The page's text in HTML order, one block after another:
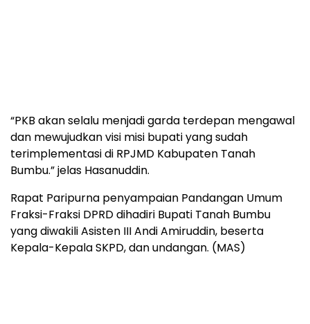
“PKB akan selalu menjadi garda terdepan mengawal
dan mewujudkan visi misi bupati yang sudah
terimplementasi di RPJMD Kabupaten Tanah
Bumbu.” jelas Hasanuddin.
Rapat Paripurna penyampaian Pandangan Umum
Fraksi-Fraksi DPRD dihadiri Bupati Tanah Bumbu
yang diwakili Asisten III Andi Amiruddin, beserta
Kepala-Kepala SKPD, dan undangan. (MAS)